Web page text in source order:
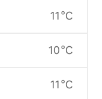
11 °C
10 °C
11 °C